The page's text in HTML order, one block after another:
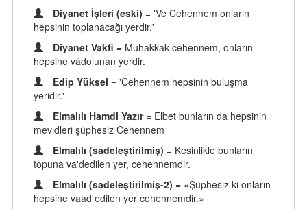
Diyanet İşleri (eski) = 'Ve Cehennem onların
hepsinin toplanacağı yerdir.'
Diyanet Vakfi = Muhakkak cehennem, onların
hepsine vâdolunan yerdir.
Edip Yüksel = 'Cehennem hepsinin buluşma
yeridir.'
Elmalılı Hamdi Yazır = Elbet bunların da hepsinin
mevıdleri şüphesiz Cehennem
Elmalılı (sadeleştirilmiş) = Kesinlikle bunların
topuna va'dedilen yer, cehennemdir.
Elmalılı (sadeleştirilmiş-2) = «Şüphesiz ki onların
hepsine vaad edilen yer cehennemdir.»